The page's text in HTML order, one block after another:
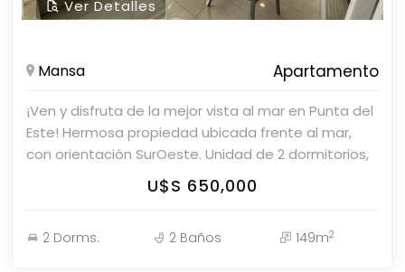
Ver Detalles
Mansa Apartamento
¡Ven y disfruta de la mejor vista al mar en Punta del
Este! Hermosa propiedad ubicada frente al mar,
con orientación SurOeste. Unidad de 2 dormitorios,
2 baños y 2 suites con capacidad para 4 personas.
La cocina está equipada con lavadero, living,
tostadora, cafetera, caja fuerte, aire
U$S 650,000
2 Dorms. 2 Baños 149m2